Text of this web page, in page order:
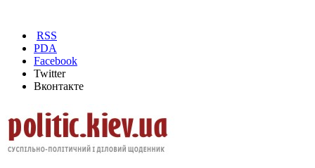
RSS
PDA
Facebook
Twitter
Вконтакте